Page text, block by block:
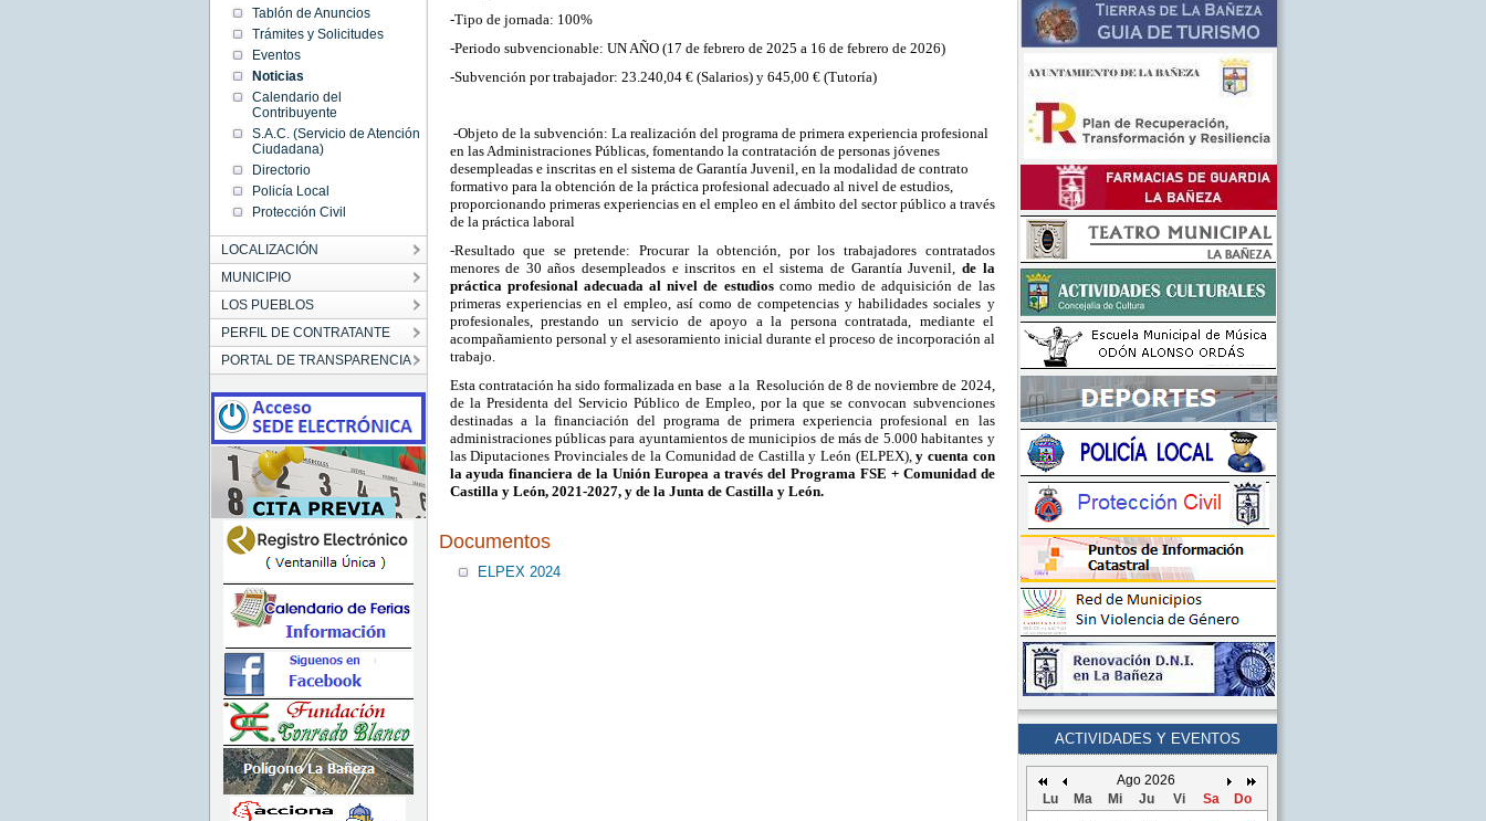
Tablón de Anuncios
Trámites y Solicitudes
Eventos
Noticias
Calendario del
Contribuyente
S.A.C. (Servicio de Atención
Ciudadana)
Directorio
Policía Local
Protección Civil
LOCALIZACIÓN
MUNICIPIO
LOS PUEBLOS
PERFIL DE CONTRATANTE
PORTAL DE TRANSPARENCIA
2025
-Tipo de jornada: 100%
-Periodo subvencionable: UN AÑO (17 de febrero de 2025 a 16 de febrero de 2026)
-Subvención por trabajador: 23.240,04 € (Salarios) y 645,00 € (Tutoría)
-Objeto de la subvención: La realización del programa de primera experiencia profesional
en las Administraciones Públicas, fomentando la contratación de personas jóvenes
desempleadas e inscritas en el sistema de Garantía Juvenil, en la modalidad de contrato
formativo para la obtención de la práctica profesional adecuado al nivel de estudios,
proporcionando primeras experiencias en el empleo en el ámbito del sector público a través
de la práctica laboral
-Resultado que se pretende: Procurar la obtención, por los trabajadores contratados
menores de 30 años desempleados e inscritos en el sistema de Garantía Juvenil, de la
práctica profesional adecuada al nivel de estudios como medio de adquisición de las
primeras experiencias en el empleo, así como de competencias y habilidades sociales y
profesionales, prestando un servicio de apoyo a la persona contratada, mediante el
acompañamiento personal y el asesoramiento inicial durante el proceso de incorporación al
trabajo.
Esta contratación ha sido formalizada en base a la Resolución de 8 de noviembre de 2024,
de la Presidenta del Servicio Público de Empleo, por la que se convocan subvenciones
destinadas a la financiación del programa de primera experiencia profesional en las
administraciones públicas para ayuntamientos de municipios de más de 5.000 habitantes y
las Diputaciones Provinciales de la Comunidad de Castilla y León (ELPEX),y cuenta con
la ayuda financiera de la Unión Europea a través del Programa FSE + Comunidad de
Castilla y León, 2021-2027, y de la Junta de Castilla y León.
Documentos
ELPEX 2024
ACTIVIDADES Y EVENTOS
Ago 2026
Lu
Ma Mi Ju Vi Sa
Do